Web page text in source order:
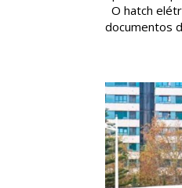
O hatch
documentos